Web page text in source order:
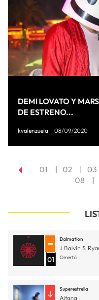
DEMI LOVATO Y
DE ESTRENO...
kvalenzuela 08/09/2020
01 02 03
08
01
Dalmation
J Balvin &
Omertá
Superestrella
Aitana